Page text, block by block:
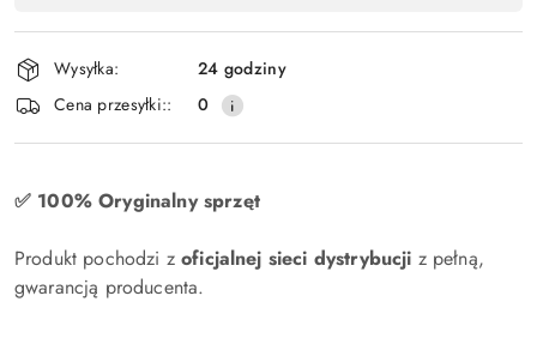
,
płatność
i
dostawa
Wysyłka:
24 godziny
Cena przesyłki::
0
✅ 100% Oryginalny sprzęt
Produkt pochodzi zoficjalnej sieci dystrybucji z pełną,
gwarancją producenta.